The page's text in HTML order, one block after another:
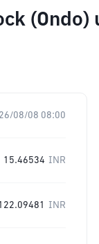
08/08 08:00
15.46534 INR
INR